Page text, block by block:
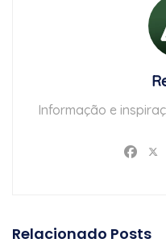
Informação e
Relacionado Posts